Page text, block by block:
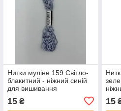
Нитки муліне 159 Світло-
блакитний - ніжний синій
для вишивання
15₴ 15